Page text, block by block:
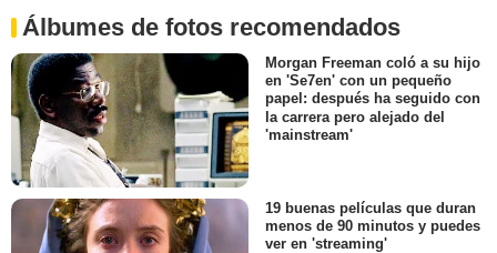
Álbumes de fotos recomendados
Morgan Freeman coló a su hijo
en 'Se7en' con un pequeño
papel: después ha seguido con
la carrera pero alejado del
'mainstream'
19 buenas películas que duran
menos de 90 minutos y puedes
ver en 'streaming'